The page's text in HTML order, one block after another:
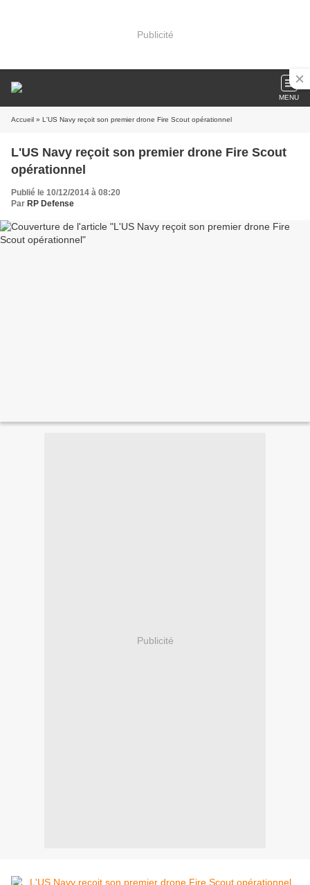
Publicité
MENU
Accueil » L'US Navy reçoit son premier drone Fire Scout opérationnel
L'US Navy reçoit son premier drone Fire Scout
opérationnel
Publié le 10/12/2014 à 08:20
Par RP Defense
Publicité